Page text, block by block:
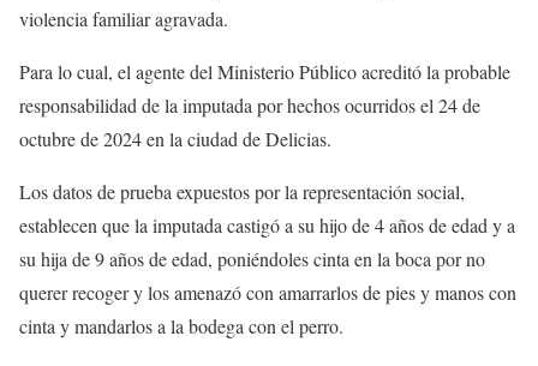
violencia familiar agravada.
Para lo cual, el agente del Ministerio Público acreditó la probable
responsabilidad de la imputada por hechos ocurridos el 24 de
octubre de 2024 en la ciudad de Delicias.
Los datos de prueba expuestos por la representación social,
establecen que la imputada castigó a su hijo de 4 años de edad y a
su hija de 9 años de edad, poniéndoles cinta en la boca por no
querer recoger y los amenazó con amarrarlos de pies y manos con
cinta y mandarlos a la bodega con el perro.